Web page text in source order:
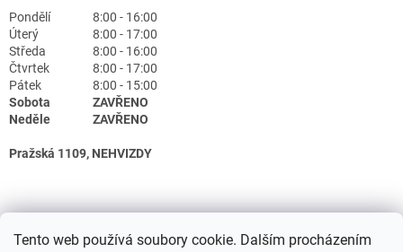
Tento web používá soubory cookie. Dalším procházením
Pondělí
8:00 - 16:00
Úterý
8:00 - 17:00
Středa
8:00 - 16:00
Čtvrtek
8:00 - 17:00
Pátek
8:00 - 15:00
Sobota
ZAVŘENO
Neděle
ZAVŘENO
Pražská 1109, NEHVIZDY